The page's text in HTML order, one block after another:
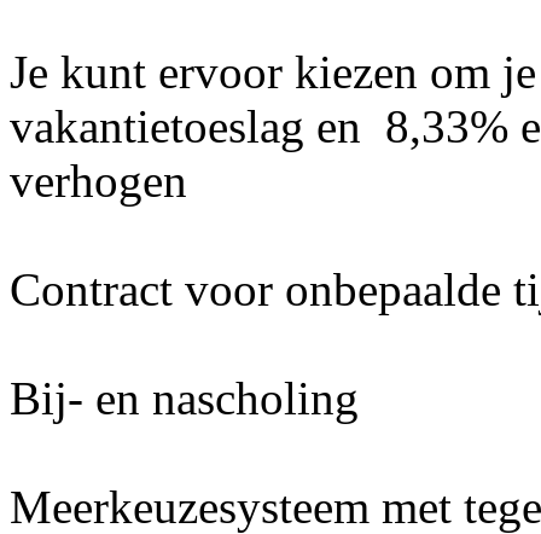
Je kunt ervoor kiezen om
vakantietoeslag en 8,33%
verhogen
Contract voor onbepaalde
Bij- en nascholing
Meerkeuzesysteem met